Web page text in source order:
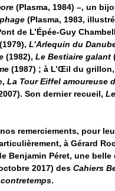
(Plasma, 1984) –, un
(Plasma, 1983,
de L’Épée-Guy
(1979), L’Arlequin du
(1982), Le Bestiaire galant
(1987) ; à L’Œil du grillon,
La Tour Eiffel amoureuse
Son dernier recueil,
remerciements, pour
à Gérard
Benjamin Péret, une
2017) des Cahiers
.